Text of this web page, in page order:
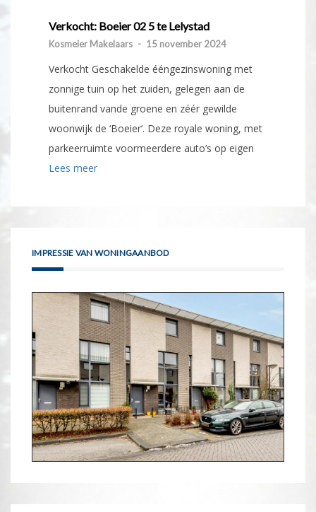
Verkocht: Boeier 02 5 te Lelystad
Kosmeier Makelaars - 15 november 2024
Verkocht Geschakelde ééngezinswoning met
zonnige tuin op het zuiden, gelegen aan de
buitenrand vande groene en zéér gewilde
woonwijk de ‘Boeier’. Deze royale woning, met
parkeerruimte voormeerdere auto’s op eigen
Lees meer
IMPRESSIE VAN WONINGAANBOD